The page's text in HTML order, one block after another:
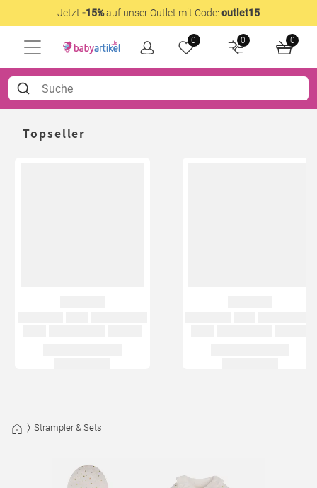
Jetzt -15%auf unser Outlet mit Code: outlet15
0 0 0
Topseller
Strampler & Sets